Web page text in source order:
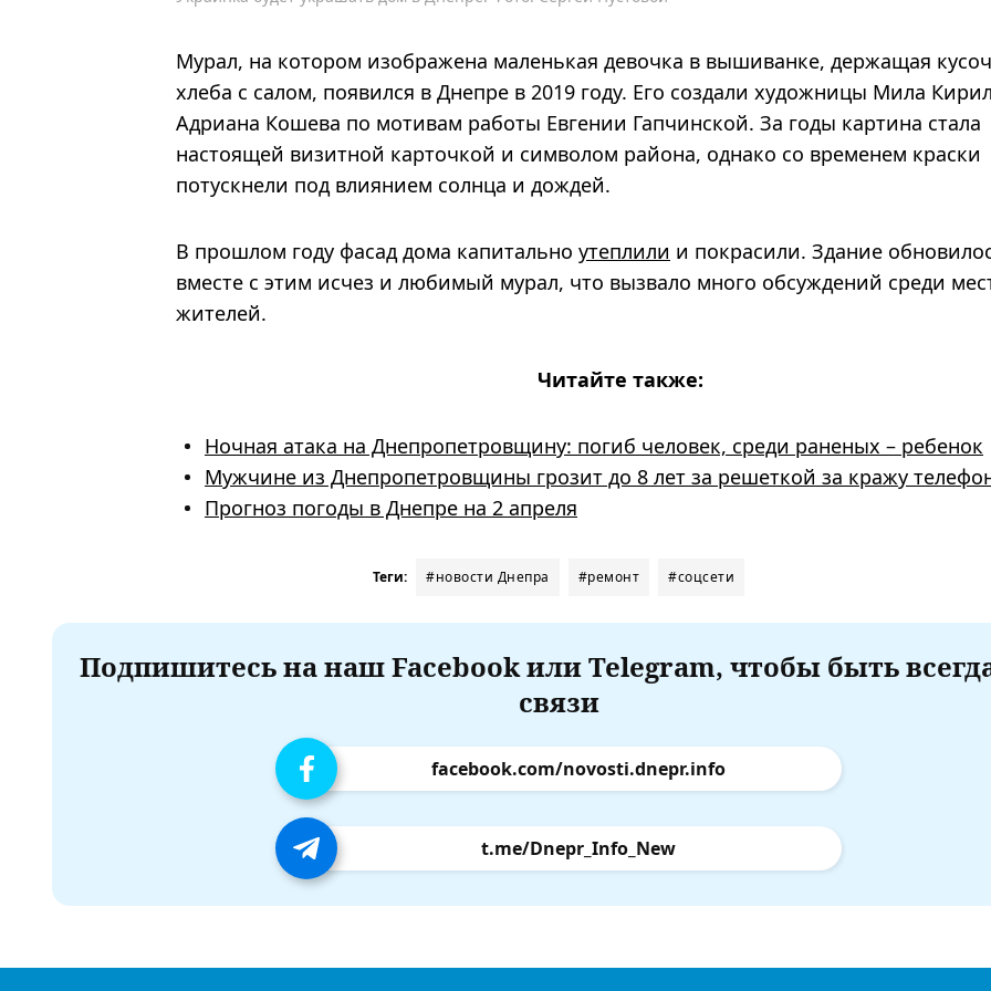
Мурал, на котором изображена маленькая девочка в вышиванке, держащая
хлеба с салом, появился в Днепре в 2019 году. Его создали художницы Мила
Адриана Кошева по мотивам работы Евгении Гапчинской. За годы картина стала
настоящей визитной карточкой и символом района, однако со временем краски
потускнели под влиянием солнца и дождей.
В прошлом году фасад дома капитально утеплили и покрасили. Здание
вместе с этим исчез и любимый мурал, что вызвало много обсуждений среди
жителей.
Читайте также:
Ночная атака на Днепропетровщину: погиб человек, среди раненых – ребенок
Мужчине из Днепропетровщины грозит до 8 лет за решеткой за кражу
Прогноз погоды в Днепре на 2 апреля
Теги: #новости Днепра #ремонт #соцсети
Подпишитесь на наш Facebook или Telegram, чтобы быть
связи
facebook.com/novosti.dnepr.info
t.me/Dnepr_Info_New